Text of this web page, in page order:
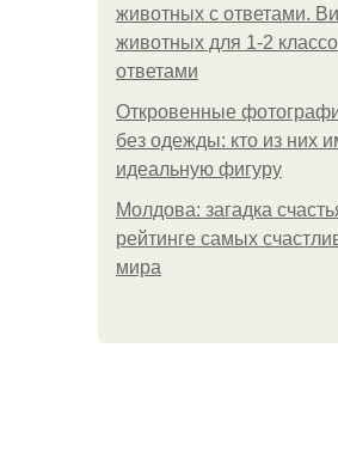
животных с ответами.
животных для 1-2
ответами
Откровенные
без одежды: кто из них
идеальную фигуру
Молдова: загадка
рейтинге самых
мира